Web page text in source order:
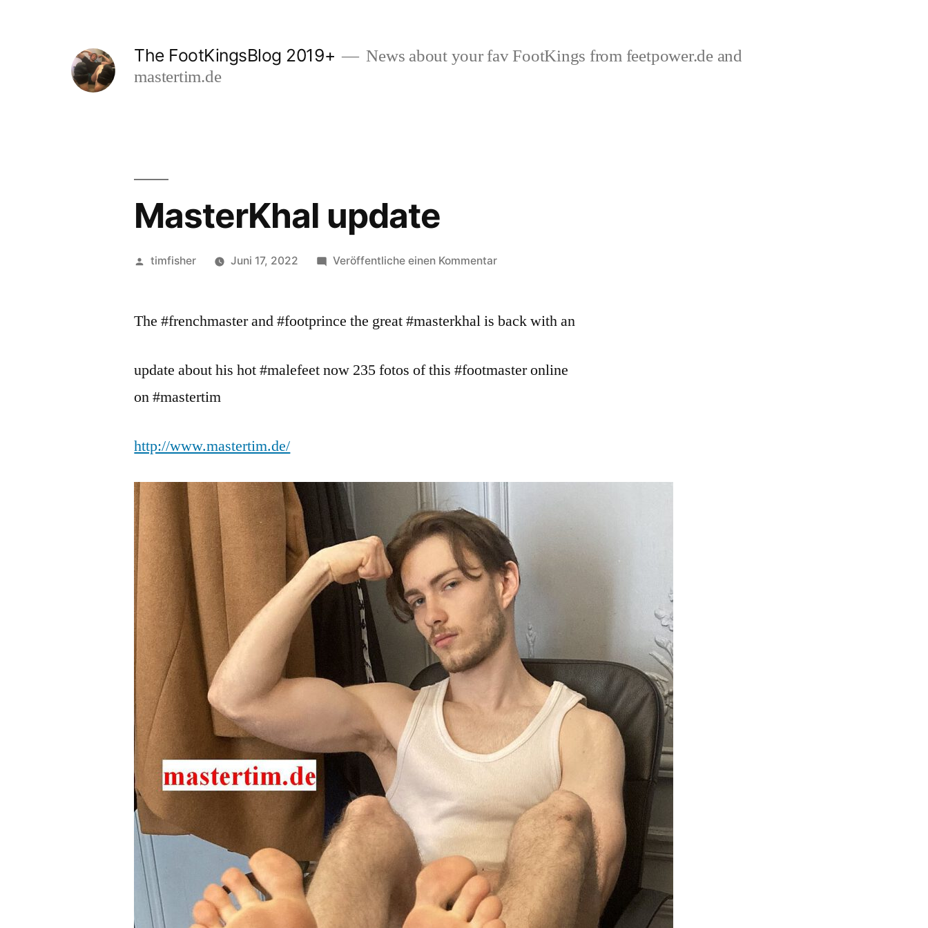
The FootKingsBlog 2019+
News about your fav FootKings from feetpower.de and
mastertim.de
MasterKhal update
Veröffentlicht
timfisher Juni 17, 2022 Veröffentliche einen Kommentarzu
The #frenchmaster and #footprince the great #masterkhal is back with an
update about his hot #malefeet now 235 fotos of this #footmaster online
on #mastertim
http://www.mastertim.de/